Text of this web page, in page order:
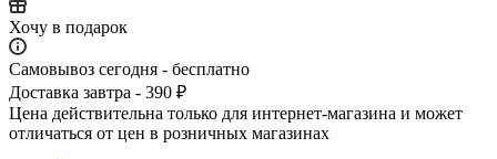
Хочу в подарок
Самовывоз сегодня - бесплатно
Доставка завтра - 390 ₽
Цена действительна только для интернет-магазина и может
отличаться от цен в розничных магазинах